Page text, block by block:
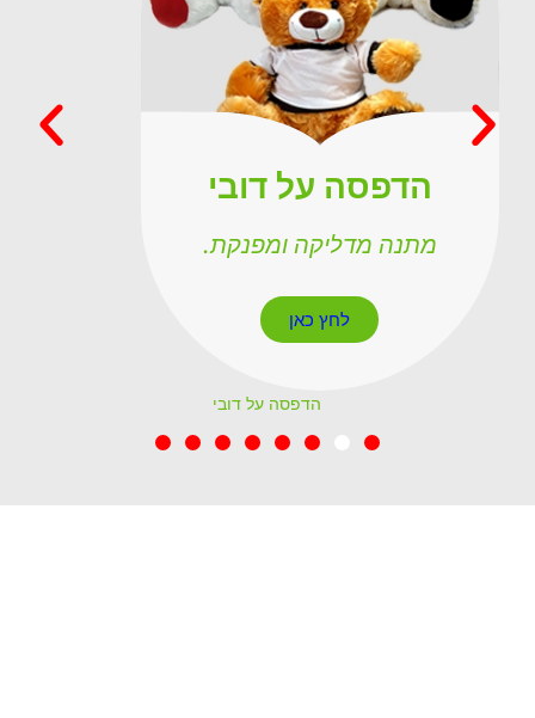
הדפסה על דובי
מתנה מדליקה ומפנקת.
לחץ כאן
הדפסה על דובי